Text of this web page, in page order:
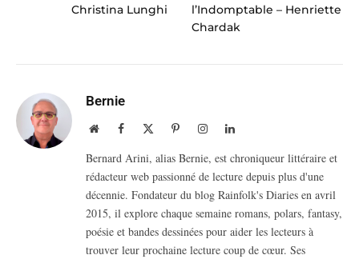
Christina Lunghi
l’Indomptable – Henriette
Chardak
Bernie
WebsiteFacebook PinterestInstagramLinkedIn
Bernard Arini, alias Bernie, est chroniqueur littéraire et
rédacteur web passionné de lecture depuis plus d'une
décennie. Fondateur du blog Rainfolk's Diaries en avril
2015, il explore chaque semaine romans, polars, fantasy,
poésie et bandes dessinées pour aider les lecteurs à
trouver leur prochaine lecture coup de cœur. Ses